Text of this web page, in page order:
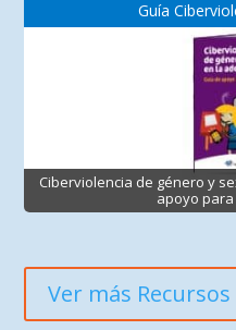
Guía
Ciberviolencia de género y
apoyo
Ver más